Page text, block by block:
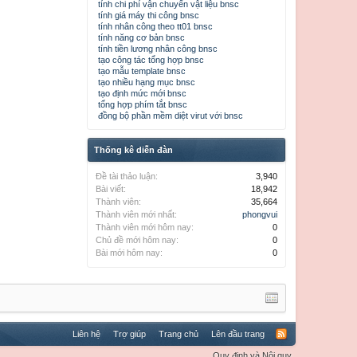
tính chi phí vận chuyển vật liệu bnsc
tính giá máy thi công bnsc
tính nhân công theo tt01 bnsc
tính năng cơ bản bnsc
tính tiền lương nhân công bnsc
tạo công tác tổng hợp bnsc
tạo mẫu template bnsc
tạo nhiều hạng mục bnsc
tạo định mức mới bnsc
tổng hợp phím tắt bnsc
đồng bộ phần mềm diệt virut với bnsc
Thống kê diễn đàn
Đề tài thảo luận:
3,940
Bài viết:
18,942
Thành viên:
35,664
Thành viên mới nhất:
phongvui
Thành viên mới hôm nay:
0
Chủ đề mới hôm nay:
0
Bài mới hôm nay:
0
Liên hệ Trợ giúp Trang chủ Lên đầu trang